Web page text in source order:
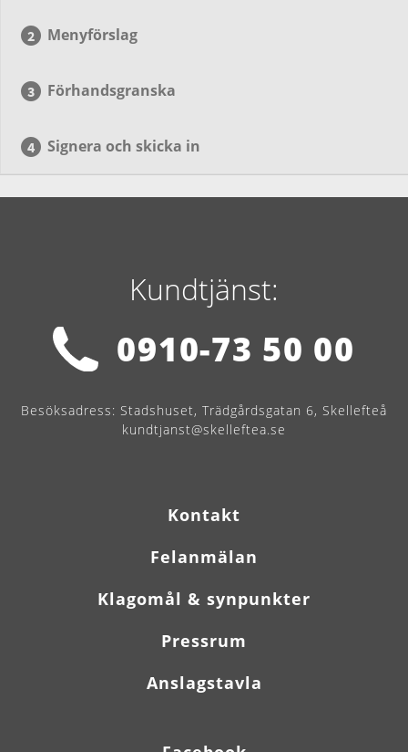
Menyförslag
Förhandsgranska
Signera och skicka in
Kundtjänst:
0910-73 50 00
Besöksadress: Stadshuset, Trädgårdsgatan 6, Skellefteå
kundtjanst@skelleftea.se
Kontakt
Felanmälan
Klagomål & synpunkter
Pressrum
Anslagstavla